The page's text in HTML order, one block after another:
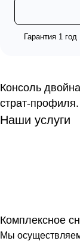
Гарантия 1 год
Консоль
страт-профиля.
Наши услуги
Комплексное
Мы